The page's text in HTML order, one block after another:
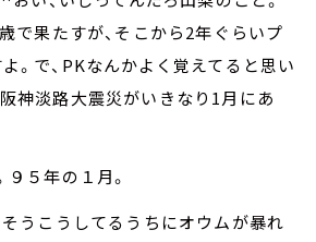
で果たすが、そこから2年ぐらいプ
。で、PKなんかよく覚えてると思い
神淡路大震災がいきなり1月にあ
５年の１月。
そうこうしてるうちにオウムが暴れ